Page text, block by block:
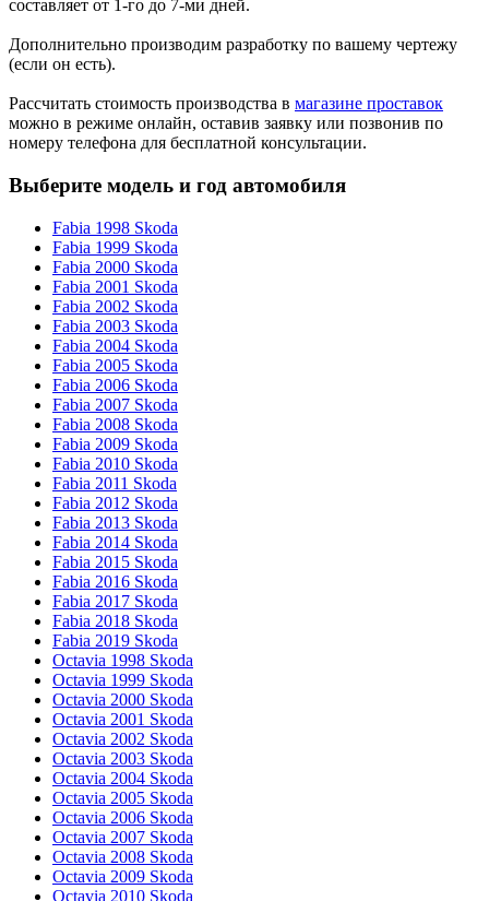
составляет от 1-го до 7-ми дней.
Дополнительно производим разработку по вашему чертежу
(если он есть).
Рассчитать стоимость производства в магазине проставок
можно в режиме онлайн, оставив заявку или позвонив по
номеру телефона для бесплатной консультации.
Выберите модель и год автомобиля
Fabia 1998 Skoda
Fabia 1999 Skoda
Fabia 2000 Skoda
Fabia 2001 Skoda
Fabia 2002 Skoda
Fabia 2003 Skoda
Fabia 2004 Skoda
Fabia 2005 Skoda
Fabia 2006 Skoda
Fabia 2007 Skoda
Fabia 2008 Skoda
Fabia 2009 Skoda
Fabia 2010 Skoda
Fabia 2011 Skoda
Fabia 2012 Skoda
Fabia 2013 Skoda
Fabia 2014 Skoda
Fabia 2015 Skoda
Fabia 2016 Skoda
Fabia 2017 Skoda
Fabia 2018 Skoda
Fabia 2019 Skoda
Octavia 1998 Skoda
Octavia 1999 Skoda
Octavia 2000 Skoda
Octavia 2001 Skoda
Octavia 2002 Skoda
Octavia 2003 Skoda
Octavia 2004 Skoda
Octavia 2005 Skoda
Octavia 2006 Skoda
Octavia 2007 Skoda
Octavia 2008 Skoda
Octavia 2009 Skoda
Octavia 2010 Skoda